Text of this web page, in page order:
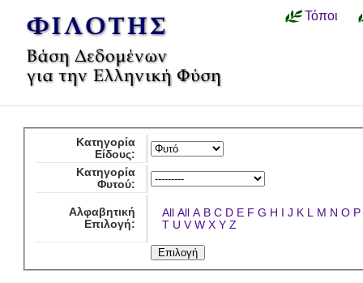
Τόποι
Κατηγορία
Είδους:
Κατηγορία
Φυτού:
Αλφαβητική
Επιλογή:
All All A B C D E F G H I J K L M N O P
T U V W X Y Z